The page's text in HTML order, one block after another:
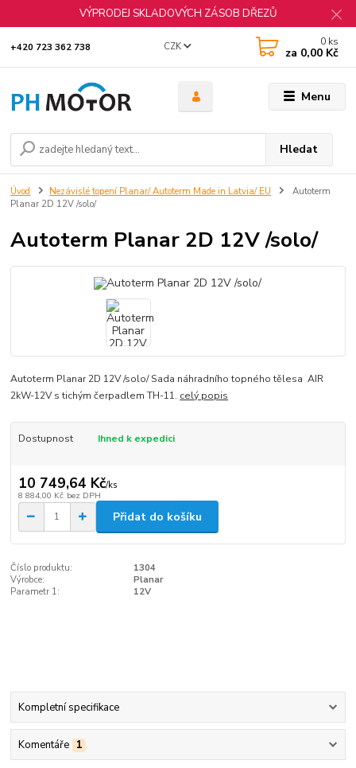
VÝPRODEJ SKLADOVÝCH ZÁSOB DŘEZŮ
Menu
CZK
Hledat
+420 723 362 738 0 ks
za 0,00 Kč
Úvod Nezávislé topení Planar/ Autoterm Made in Latvia/ EU
Autoterm
Planar 2D 12V /solo/
Autoterm Planar 2D 12V /solo/
Autoterm Planar 2D 12V /solo/ Sada náhradního topného tělesa AIR
2kW-12V s tichým čerpadlem TH-11. celý popis
Dostupnost Ihned k expedici
10 749,64 Kč/ks
8 884,00 Kč bez DPH
Přidat do košíku
Číslo produktu:
1304
Výrobce:
Planar
Parametr 1:
12V
Kompletní specifikace
Komentáře 1